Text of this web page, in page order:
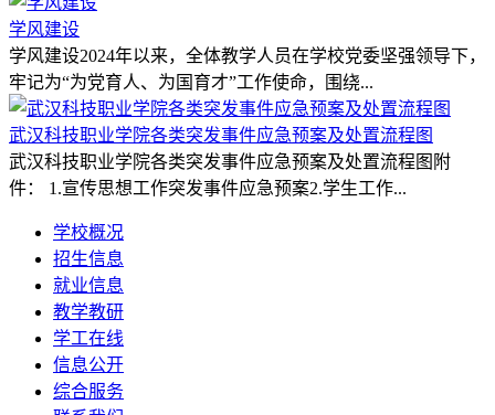
学风建设
学风建设2024年以来，全体教学人员在学校党委坚强领导下，
牢记为“为党育人、为国育才”工作使命，围绕...
武汉科技职业学院各类突发事件应急预案及处置流程图
武汉科技职业学院各类突发事件应急预案及处置流程图附
件： 1.宣传思想工作突发事件应急预案2.学生工作...
学校概况
招生信息
就业信息
教学教研
学工在线
信息公开
综合服务